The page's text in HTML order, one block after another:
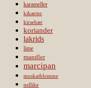
karameller
kikærter
kirsebær
koriander
lakrids
lime
mandler
marcipan
muskatblomme
nellike